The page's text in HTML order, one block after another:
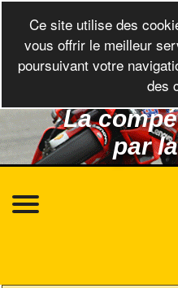
La
par
Ce site utilise des
vous offrir le meilleur
poursuivant votre
des